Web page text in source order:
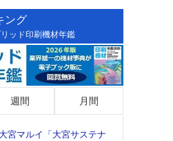
ング
ッド印刷機材年鑑
週間 月間
宮マルイ「大宮サステナ